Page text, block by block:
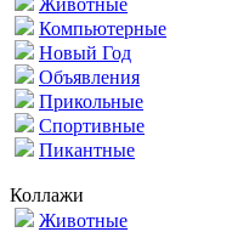
Животные
Компьютерные
Новый Год
Объявления
Прикольные
Спортивные
Пикантные
Коллажи
Животные